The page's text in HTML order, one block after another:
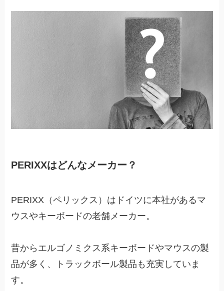
PERIXXはどんなメーカー？
PERIXX（ペリックス）はドイツに本社があるマ
ウスやキーボードの老舗メーカー。
昔からエルゴノミクス系キーボードやマウスの製
品が多く、トラックボール製品も充実していま
す。